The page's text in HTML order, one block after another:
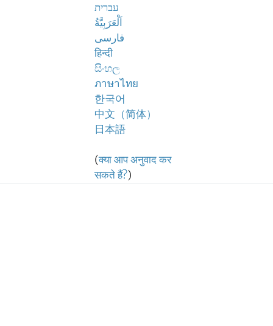
עברית
اَلْعَرَبِيَّةُ
فارسی
हिन्दी
සිංහල
ภาษาไทย
한국어
中文（简体）
日本語
(क्या आप अनुवाद कर
सकते हैं?)